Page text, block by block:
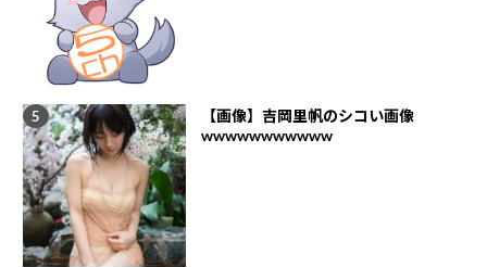
【画像】吉岡里帆のシコい画像
wwwwwwwwwww